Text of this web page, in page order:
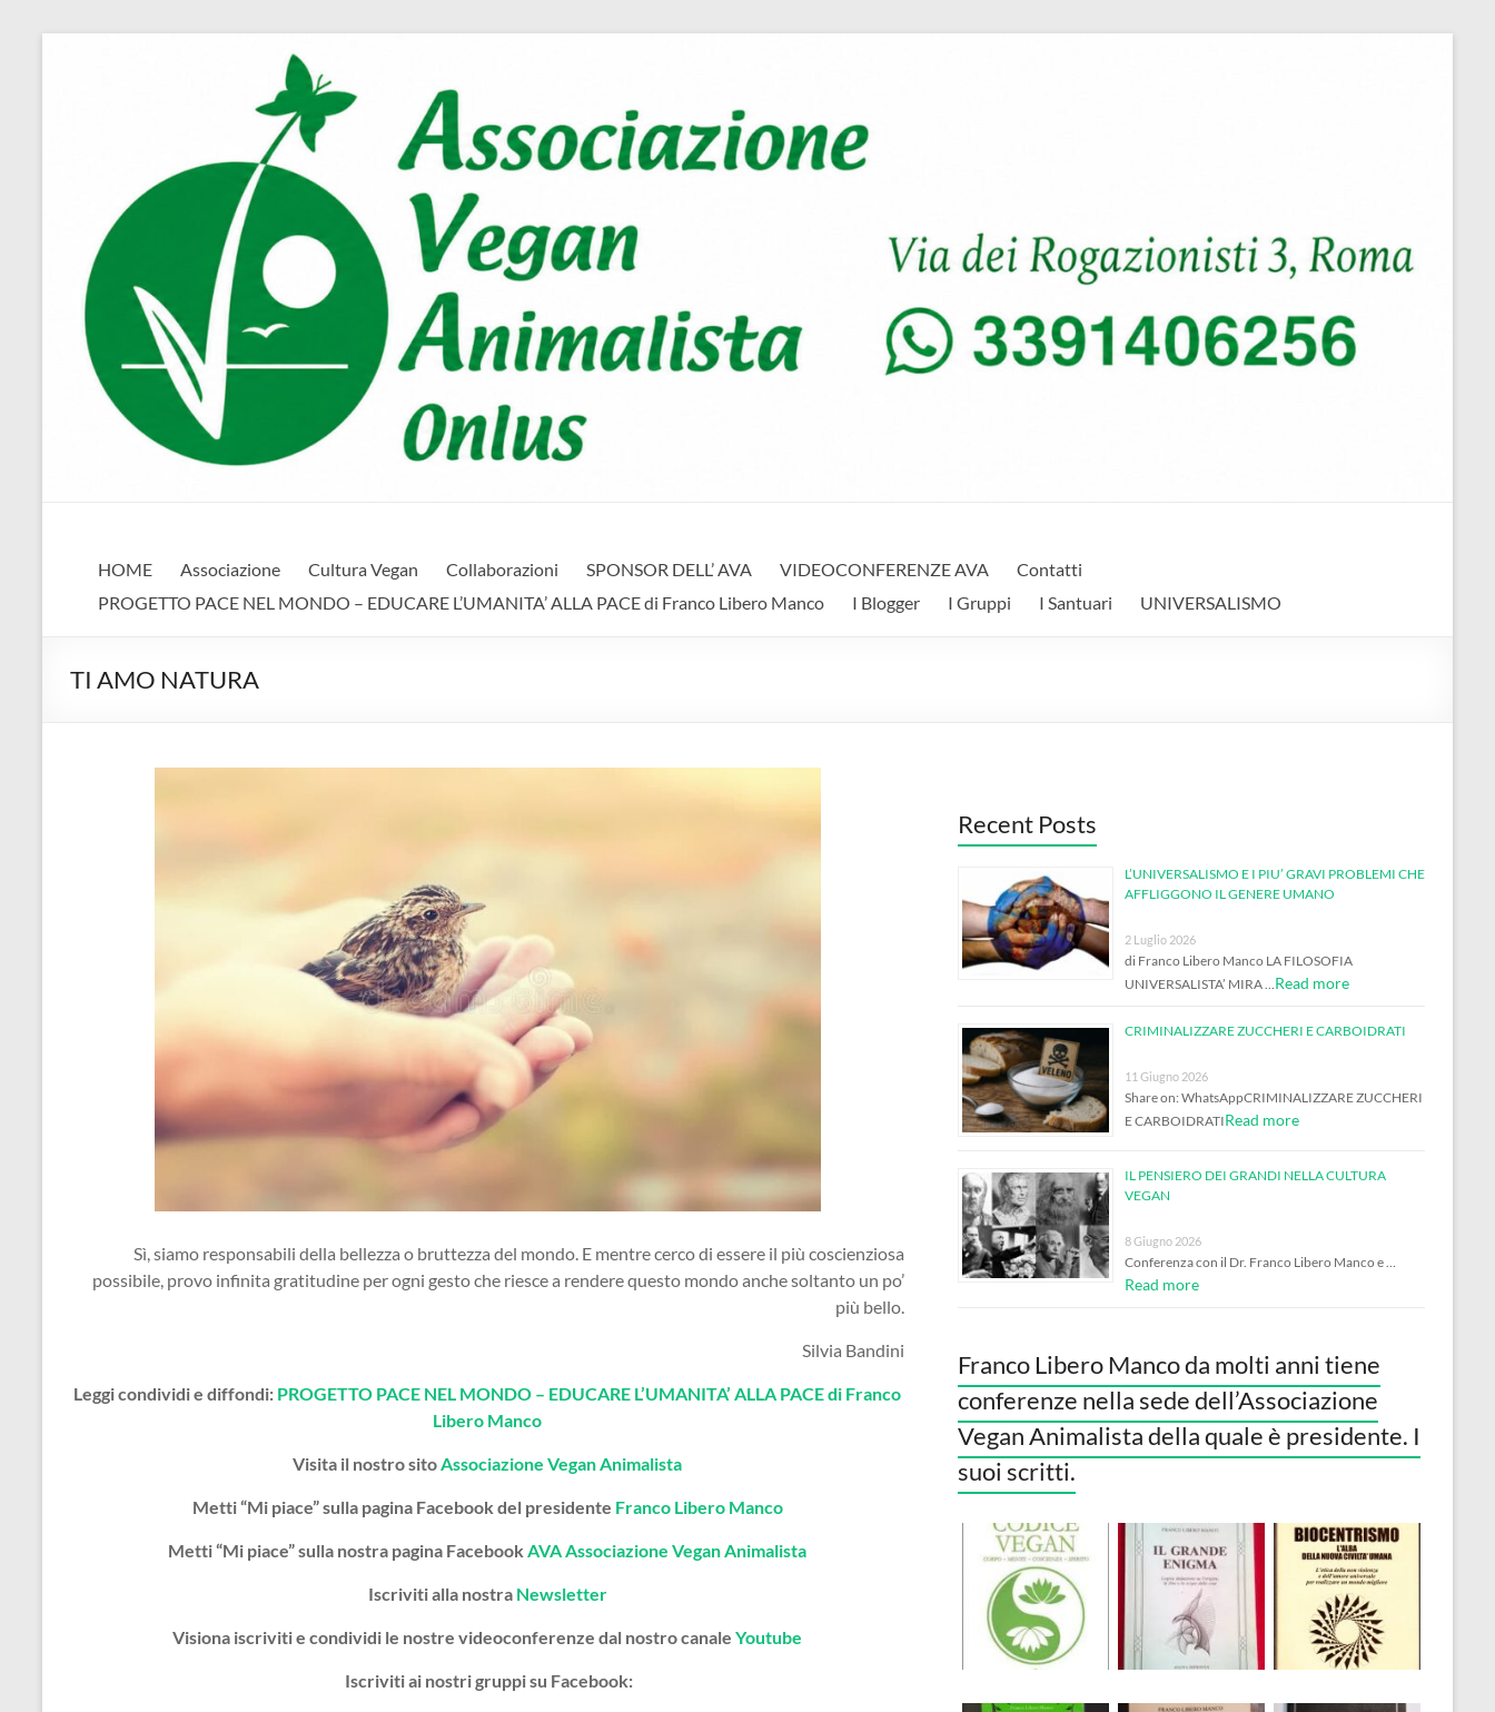
AVA
HOME
Associazione Cultura Vegan Collaborazioni SPONSOR DELL’ AVA VIDEOCONFERENZE AVA
Contatti
PROGETTO PACE NEL MONDO – EDUCARE L’UMANITA’ ALLA PACE di Franco Libero Manco
I Blogger I Gruppi I Santuari UNIVERSALISMO
TI AMO NATURA
Sì, siamo responsabili della bellezza o bruttezza del mondo. E mentre cerco di essere il più coscienziosa
possibile, provo infinita gratitudine per ogni gesto che riesce a rendere questo mondo anche soltanto un po’
più bello.
Silvia Bandini
Leggi condividi e diffondi: PROGETTO PACE NEL MONDO – EDUCARE L’UMANITA’ ALLA PACE di Franco
Libero Manco
Visita il nostro sitoAssociazione Vegan Animalista
Metti “Mi piace” sulla pagina Facebook del presidente Franco Libero Manco
Metti “Mi piace” sulla nostra pagina Facebook AVA Associazione Vegan Animalista
Iscriviti alla nostraNewsletter
Visiona iscriviti e condividi le nostre videoconferenze dal nostro canale Youtube
Iscriviti ai nostri gruppi su Facebook:
Recent Posts
L’UNIVERSALISMO E I PIU’ GRAVI PROBLEMI CHE
AFFLIGGONO IL GENERE UMANO
2 Luglio 2026
di Franco Libero Manco LA FILOSOFIA
UNIVERSALISTA’ MIRA … Read more
CRIMINALIZZARE ZUCCHERI E CARBOIDRATI
11 Giugno 2026
Share on: WhatsAppCRIMINALIZZARE ZUCCHERI
E CARBOIDRATIRead more
IL PENSIERO DEI GRANDI NELLA CULTURA
VEGAN
8 Giugno 2026
Conferenza con il Dr. Franco Libero Manco e …
Read more
Franco Libero Manco da molti anni tiene
conferenze nella sede dell’Associazione
Vegan Animalista della quale è presidente. I
suoi scritti.